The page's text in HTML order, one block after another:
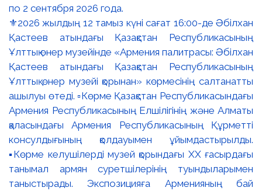
⚜️2026 жылдың 12 тамыз күні сағат 16:00-де Әбілхан
Қастеев атындағы Қазақстан Республикасының
Ұлттық өнер музейінде «Армения палитрасы: Әбілхан
Қастеев атындағы Қазақстан Республикасының
Ұлттық өнер музейі қорынан» көрмесінің салтанатты
ашылуы өтеді. ▫️Көрме Қазақстан Республикасындағы
Армения Республикасының Елшілігінің және Алматы
қаласындағы Армения Республикасының Құрметті
консулдығының қолдауымен ұйымдастырылды.
▪️Көрме келушілерді музей қорындағы ХХ ғасырдағы
танымал армян суретшілерінің туындыларымен
таныстырады. Экспозицияға Арменияның бай